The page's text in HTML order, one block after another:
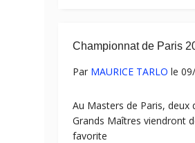
Championnat de Paris
Par MAURICE TARLO le
Au Masters de Paris, deux
Grands Maîtres viendront